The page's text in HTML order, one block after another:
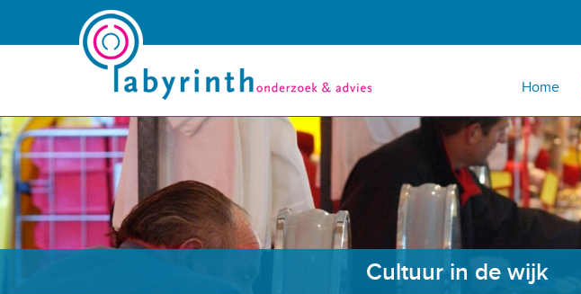
Home
Cultuur in de wijk